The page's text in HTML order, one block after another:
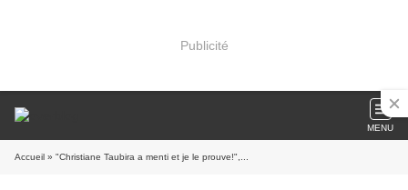
Publicité
MENU
Accueil » "Christiane Taubira a menti et je le prouve!",...